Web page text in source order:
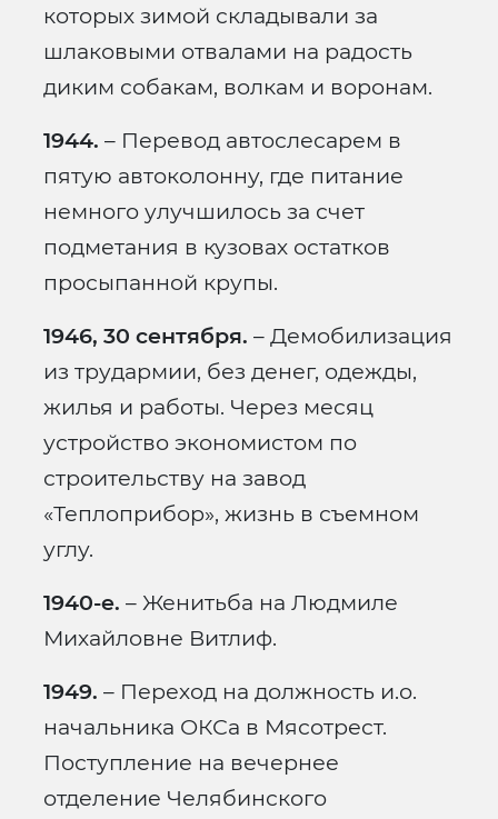
которых зимой складывали за
шлаковыми отвалами на радость
диким собакам, волкам и воронам.
1944. – Перевод автослесарем в
пятую автоколонну, где питание
немного улучшилось за счет
подметания в кузовах остатков
просыпанной крупы.
1946, 30 сентября. – Демобилизация
из трудармии, без денег, одежды,
жилья и работы. Через месяц
устройство экономистом по
строительству на завод
«Теплоприбор», жизнь в съемном
углу.
1940-е. – Женитьба на Людмиле
Михайловне Витлиф.
1949. – Переход на должность и.о.
начальника ОКСа в Мясотрест.
Поступление на вечернее
отделение Челябинского